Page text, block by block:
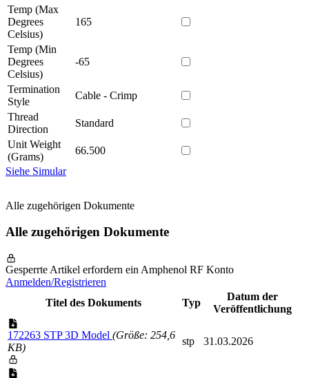
Temp (Max
Degrees
Celsius)
165
Temp (Min
Degrees
Celsius)
-65
Termination
Style
Cable - Crimp
Thread
Direction
Standard
Unit Weight
(Grams)
66.500
Siehe Simular
Alle zugehörigen Dokumente
Alle zugehörigen Dokumente
Gesperrte Artikel erfordern ein Amphenol RF Konto
Anmelden/Registrieren
Titel des Dokuments
Typ
Datum der
Veröffentlichung
172263 STP 3D Model (Größe: 254,6
KB)
stp 31.03.2026